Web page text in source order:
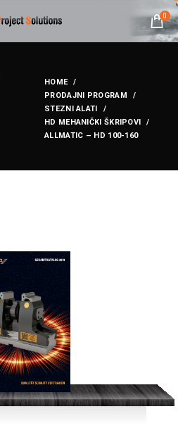
0
HOME
PRODAJNI PROGRAM
STEZNI ALATI
HD MEHANIČKI ŠKRIPOVI
ALLMATIC – HD 100-160